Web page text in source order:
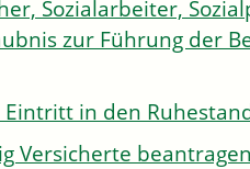
Sozialarbeiter,
zur Führung der
in den
Versicherte beantragen